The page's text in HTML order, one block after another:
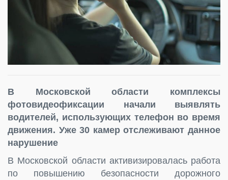
В Московской области комплексы
фотовидеофиксации начали выявлять
водителей, использующих телефон во время
движения. Уже 30 камер отслеживают данное
нарушение
В Московской области активизировалась работа
по повышению безопасности дорожного